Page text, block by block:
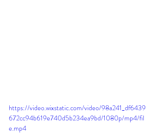
https://video.wixstatic.com/video/98a241_df6439
672cc94b619e740d5b234ea9bd/1080p/mp4/fil
e.mp4